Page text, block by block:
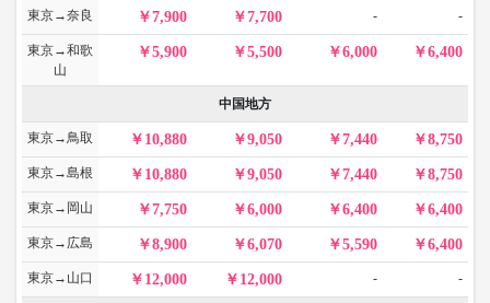
東京→奈良 7,900 7,700 - -
東京→和歌
山
5,900 5,500 6,000 6,400
中国地方
東京→鳥取 10,880 9,050 7,440 8,750
東京→島根 10,880 9,050 7,440 8,750
東京→岡山 7,750 6,000 6,400 6,400
東京→広島 8,900 6,070 5,590 6,400
東京→山口 12,000 12,000 - -